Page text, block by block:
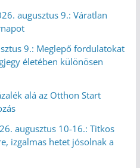
augusztus 9.: Váratlan
9.: Meglepő fordulatokat
életében különösen
alá az Otthon Start
augusztus 10-16.: Titkos
izgalmas hetet jósolnak a